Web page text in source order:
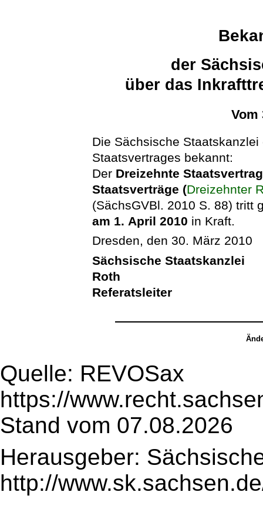
der
über das
Vom
Die Sächsische
Staatsvertrages bekannt:
Der Dreizehnte
Staatsverträge (Dreizehnter
(SächsGVBl. 2010 S. 88) tritt
am 1. April 2010 in Kraft.
Dresden, den 30. März 2010
Sächsische Staatskanzlei
Roth
Referatsleiter
Quelle: REVOSax
https://
Stand vom 07.08.2026
Herausgeber:
http://